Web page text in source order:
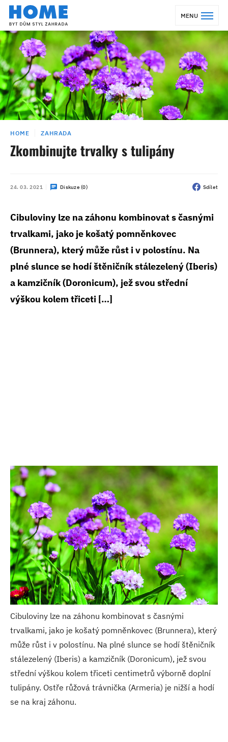
MENU
HOME ZAHRADA
Zkombinujte trvalky s tulipány
24. 03. 2021 Diskuze (0) Sdílet
Cibuloviny lze na záhonu kombinovat s časnými
trvalkami, jako je košatý pomněnkovec
(Brunnera), který může růst i v polostínu. Na
plné slunce se hodí štěničník stálezelený (Iberis)
a kamzičník (Doronicum), jež svou střední
výškou kolem třiceti […]
Cibuloviny lze na záhonu kombinovat s časnými
trvalkami, jako je košatý pomněnkovec (Brunnera), který
může růst i v polostínu. Na plné slunce se hodí štěničník
stálezelený (Iberis) a kamzičník (Doronicum), jež svou
střední výškou kolem třiceti centimetrů výborně doplní
tulipány. Ostře růžová trávnička (Armeria) je nižší a hodí
se na kraj záhonu.